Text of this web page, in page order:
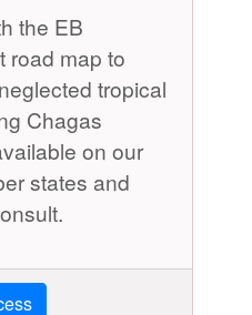
the EB
road map to
tropical
Chagas
on our
states and